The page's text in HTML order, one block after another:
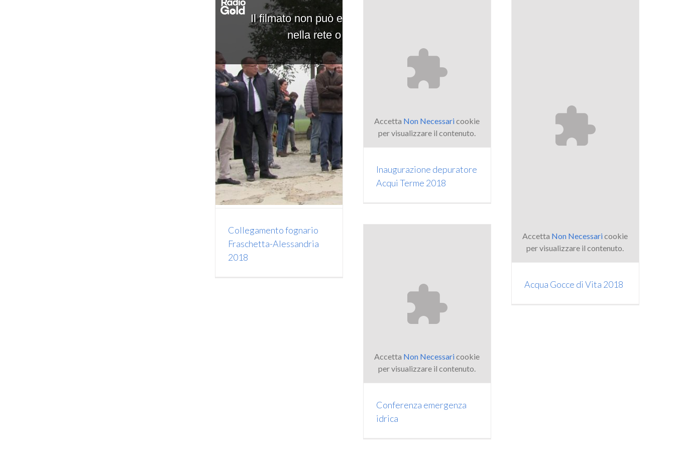
Collegamento fognario
Fraschetta-Alessandria
2018
Accetta Non Necessaricookie
per visualizzare il contenuto.
Inaugurazione depuratore
Acqui Terme 2018
Accetta Non Necessaricookie
per visualizzare il contenuto.
Acqua Gocce di Vita 2018
Accetta Non Necessaricookie
per visualizzare il contenuto.
Conferenza emergenza
idrica